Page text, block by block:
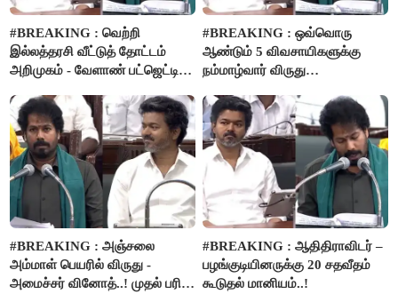
#BREAKING : வெற்றி
இல்லத்தரசி வீட்டுத் தோட்டம்
அறிமுகம் - வேளாண் பட்ஜெட்டில்
#BREAKING : ஒவ்வொரு
ஆண்டும் 5 விவசாயிகளுக்கு
நம்மாழ்வார் விருது
#BREAKING : அஞ்சலை
அம்மாள் பெயரில் விருது -
அமைச்சர் வினோத்..! முதல் பரிசு
#BREAKING : ஆதிதிராவிடர் –
பழங்குடியினருக்கு 20 சதவீதம்
கூடுதல் மானியம்..!